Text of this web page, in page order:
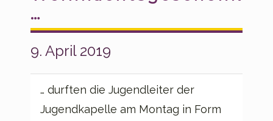
…
9. April 2019
… durften die Jugendleiter der
Jugendkapelle am Montag in Form